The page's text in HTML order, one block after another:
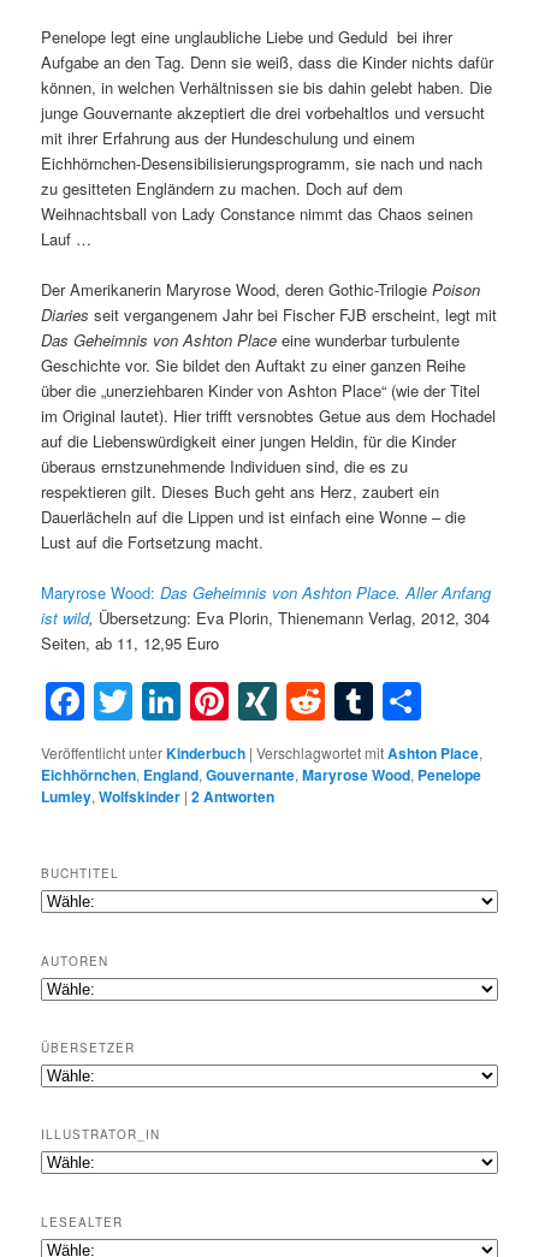
Penelope legt eine unglaubliche Liebe und Geduld bei ihrer
Aufgabe an den Tag. Denn sie weiß, dass die Kinder nichts dafür
können, in welchen Verhältnissen sie bis dahin gelebt haben. Die
junge Gouvernante akzeptiert die drei vorbehaltlos und versucht
mit ihrer Erfahrung aus der Hundeschulung und einem
Eichhörnchen-Desensibilisierungsprogramm, sie nach und nach
zu gesitteten Engländern zu machen. Doch auf dem
Weihnachtsball von Lady Constance nimmt das Chaos seinen
Lauf …
Der Amerikanerin Maryrose Wood, deren Gothic-TrilogiePoison
Diaries seit vergangenem Jahr bei Fischer FJB erscheint, legt mit
Das Geheimnis von Ashton Place eine wunderbar turbulente
Geschichte vor. Sie bildet den Auftakt zu einer ganzen Reihe
über die „unerziehbaren Kinder von Ashton Place“ (wie der Titel
im Original lautet). Hier trifft versnobtes Getue aus dem Hochadel
auf die Liebenswürdigkeit einer jungen Heldin, für die Kinder
überaus ernstzunehmende Individuen sind, die es zu
respektieren gilt. Dieses Buch geht ans Herz, zaubert ein
Dauerlächeln auf die Lippen und ist einfach eine Wonne – die
Lust auf die Fortsetzung macht.
Maryrose Wood:Das Geheimnis von Ashton Place. Aller Anfang
ist wild, Übersetzung: Eva Plorin, Thienemann Verlag, 2012, 304
Seiten, ab 11, 12,95 Euro
Facebook
Twitter
LinkedIn
Pinterest
XINGRedditTumblr
Veröffentlicht unterKinderbuch |Verschlagwortet mitAshton Place,
Eichhörnchen, England,Gouvernante,Maryrose Wood, Penelope
Lumley,Wolfskinder |2Antworten
BUCHTITEL
AUTOREN
ÜBERSETZER
ILLUSTRATOR_IN
LESEALTER